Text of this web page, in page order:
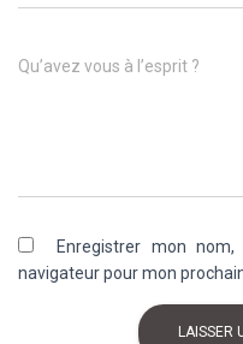
Qu’avez vous à l’esprit ?
Enregistrer mon
navigateur pour mon